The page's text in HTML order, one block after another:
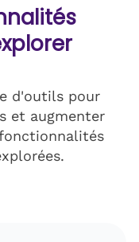
d'outils pour
et augmenter